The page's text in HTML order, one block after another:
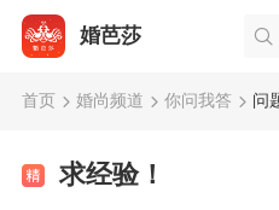
婚芭莎
首页 婚尚频道 你问我答 问
求经验！